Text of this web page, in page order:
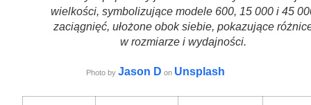
wielkości, symbolizujące modele 600, 15 000 i 45
zaciągnięć, ułożone obok siebie, pokazujące
w rozmiarze i wydajności.
Photo by Jason D on Unsplash